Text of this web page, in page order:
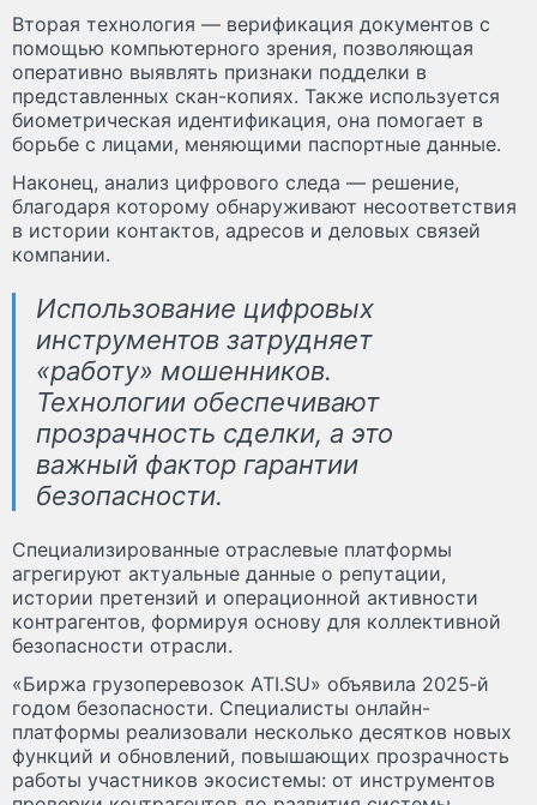
Вторая технология — верификация документов с
помощью компьютерного зрения, позволяющая
оперативно выявлять признаки подделки в
представленных скан-копиях. Также используется
биометрическая идентификация, она помогает в
борьбе с лицами, меняющими паспортные данные.
Наконец, анализ цифрового следа — решение,
благодаря которому обнаруживают несоответствия
в истории контактов, адресов и деловых связей
компании.
Использование цифровых
инструментов затрудняет
«работу» мошенников.
Технологии обеспечивают
прозрачность сделки, а это
важный фактор гарантии
безопасности.
Специализированные отраслевые платформы
агрегируют актуальные данные о репутации,
истории претензий и операционной активности
контрагентов, формируя основу для коллективной
безопасности отрасли.
«Биржа грузоперевозок ATI.SU» объявила 2025‑й
годом безопасности. Специалисты онлайн-
платформы реализовали несколько десятков новых
функций и обновлений, повышающих прозрачность
работы участников экосистемы: от инструментов